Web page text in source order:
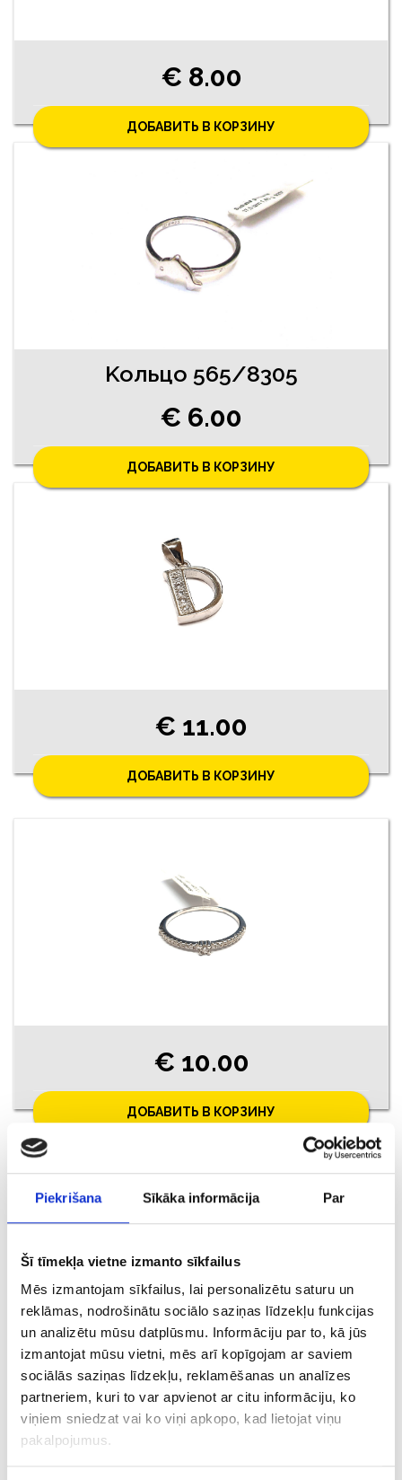
Piekrišana Sīkāka informācija Par
Šī tīmekļa vietne izmanto sīkfailus
Mēs izmantojam sīkfailus, lai personalizētu saturu un
reklāmas, nodrošinātu sociālo saziņas līdzekļu funkcijas
un analizētu mūsu datplūsmu. Informāciju par to, kā jūs
izmantojat mūsu vietni, mēs arī kopīgojam ar saviem
sociālās saziņas līdzekļu, reklamēšanas un analīzes
partneriem, kuri to var apvienot ar citu informāciju, ko
viņiem sniedzat vai ko viņi apkopo, kad lietojat viņu
pakalpojumus.
€ 8.00
ДОБАВИТЬ В КОРЗИНУ
Koльцо 565/8305
€ 6.00
ДОБАВИТЬ В КОРЗИНУ
€ 11.00
ДОБАВИТЬ В КОРЗИНУ
€ 10.00
ДОБАВИТЬ В КОРЗИНУ
€ 8.50
ДОБАВИТЬ В КОРЗИНУ